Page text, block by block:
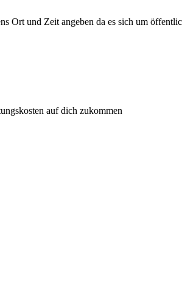
Ort und Zeit angeben da es sich um
auf dich zukommen